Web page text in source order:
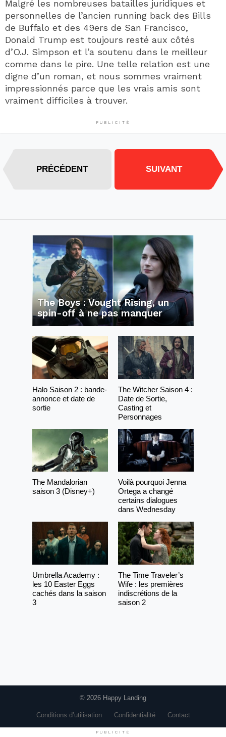
Malgré les nombreuses batailles juridiques et
personnelles de l’ancien running back des Bills
de Buffalo et des 49ers de San Francisco,
Donald Trump est toujours resté aux côtés
d’O.J. Simpson et l’a soutenu dans le meilleur
comme dans le pire. Une telle relation est une
digne d’un roman, et nous sommes vraiment
impressionnés parce que les vrais amis sont
vraiment difficiles à trouver.
PUBLICITÉ
PRÉCÉDENT SUIVANT
The Boys : Vought Rising, un
spin-off à ne pas manquer
Halo Saison 2 : bande-
annonce et date de
sortie
The Witcher Saison 4 :
Date de Sortie,
Casting et
Personnages
The Mandalorian
saison 3 (Disney+)
Voilà pourquoi Jenna
Ortega a changé
certains dialogues
dans Wednesday
Umbrella Academy :
les 10 Easter Eggs
cachés dans la saison
3
The Time Traveler’s
Wife : les premières
indiscrétions de la
saison 2
© 2026 Happy Landing
Conditions d’utilisation Confidentialité Contact
PUBLICITÉ